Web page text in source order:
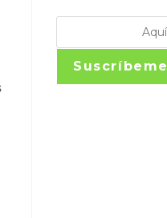
Suscríbeme